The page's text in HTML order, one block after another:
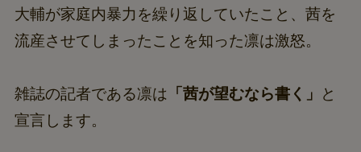
大輔が家庭内暴力を繰り返していたこと、茜を
流産させてしまったことを知った凛は激怒。
雑誌の記者である凛は 「茜が望むなら書く」
と
宣言します。